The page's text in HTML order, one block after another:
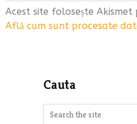
Acest site folosește
Află cum sunt procesate
Cauta